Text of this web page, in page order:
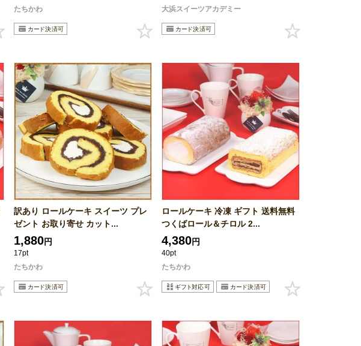
たちかわ
大浜スイーツアカデミー
訳あり ロールケーキ スイーツ プレ
ゼント お取り寄せ カット...
1,880円
17pt
たちかわ
ロールケーキ 冷凍 ギフト 送料無料
つくばロール＆チロル 2...
4,380円
40pt
たちかわ